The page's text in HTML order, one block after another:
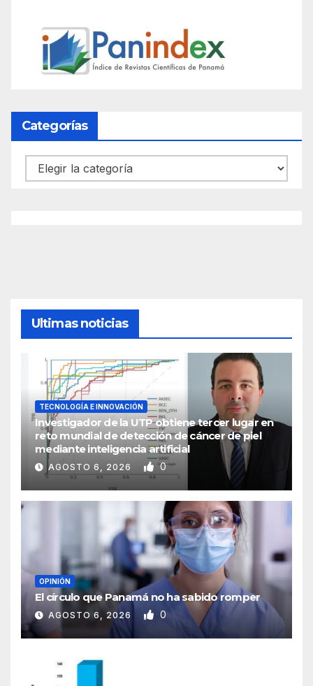
Categorías
Categorías
Ultimas noticias
TECNOLOGÍA E INNOVACIÓN
Investigador de la UTP obtiene tercer lugar en
reto mundial de detección de cáncer de piel
mediante inteligencia artificial
AGOSTO 6, 2026 0
OPINIÓN
El círculo que Panamá no ha sabido romper
AGOSTO 6, 2026 0